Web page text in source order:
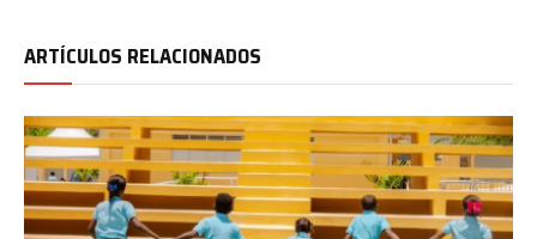
ARTÍCULOS RELACIONADOS